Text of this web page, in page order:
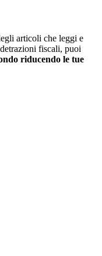
articoli che leggi e
fiscali, puoi
riducendo le tue